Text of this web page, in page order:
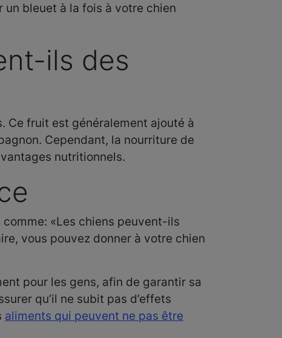
un bleuet à la fois à votre chien
ils des
Ce fruit est généralement ajouté à
Cependant, la nourriture de
nutritionnels.
«Les chiens peuvent-ils
vous pouvez donner à votre chien
pour les gens, afin de garantir sa
qu’il ne subit pas d’effets
aliments qui peuvent ne pas être